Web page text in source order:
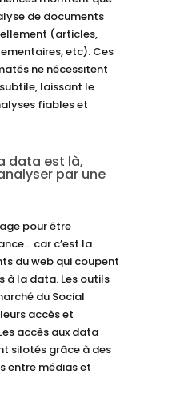
de documents
(articles,
etc). Ces
ne nécessitent
laissant le
fiables et
data est là,
par une
pour être
car c’est la
du web qui coupent
à la data. Les outils
du Social
accès et
accès aux data
silotés grâce à des
entre médias et